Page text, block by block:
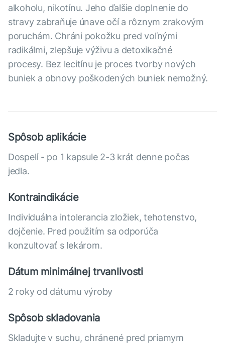
alkoholu, nikotínu. Jeho ďalšie doplnenie do
stravy zabraňuje únave očí a rôznym zrakovým
poruchám. Chráni pokožku pred voľnými
radikálmi, zlepšuje výživu a detoxikačné
procesy. Bez lecitínu je proces tvorby nových
buniek a obnovy poškodených buniek nemožný.
Spôsob aplikácie
Dospelí - po 1 kapsule 2-3 krát denne počas
jedla.
Kontraindikácie
Individuálna intolerancia zložiek, tehotenstvo,
dojčenie. Pred použitím sa odporúča
konzultovať s lekárom.
Dátum minimálnej trvanlivosti
2 roky od dátumu výroby
Spôsob skladovania
Skladujte v suchu, chránené pred priamym